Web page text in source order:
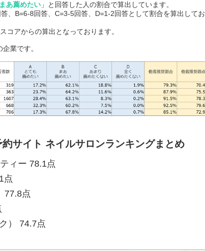
あ薦めたい 」と回答した人の割合で算出しています。
、B=6-8回答、C=3-5回答、D=1-2回答として割合を算出してお
コアからの算出となっております。
業です。
サイト ネイルサロンランキングまとめ
ィー 78.1点
点
77.8点
） 74.7点